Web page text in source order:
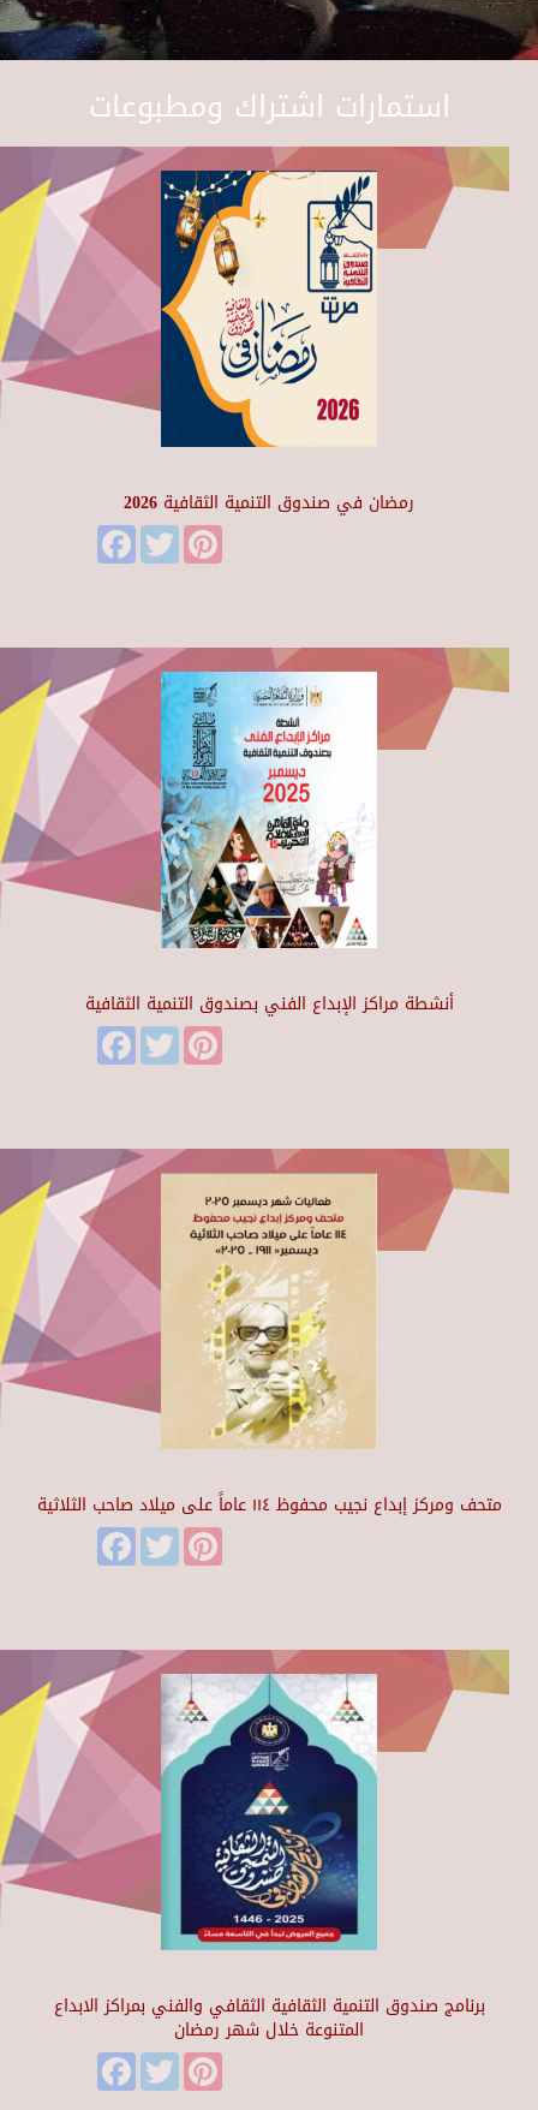
استمارات اشتراك ومطبوعات
رمضان في صندوق التنمية الثقافية 2026
FacebookTwitter
أنشطة مراكز الإبداع الفني بصندوق التنمية الثقافية
FacebookTwitter
متحف ومركز إبداع نجيب محفوظ ١١٤ عاماً على ميلاد صاحب الثلاثية
FacebookTwitter
برنامج صندوق التنمية الثقافية الثقافي والفني بمراكز الابداع
المتنوعة خلال شهر رمضان
FacebookTwitter